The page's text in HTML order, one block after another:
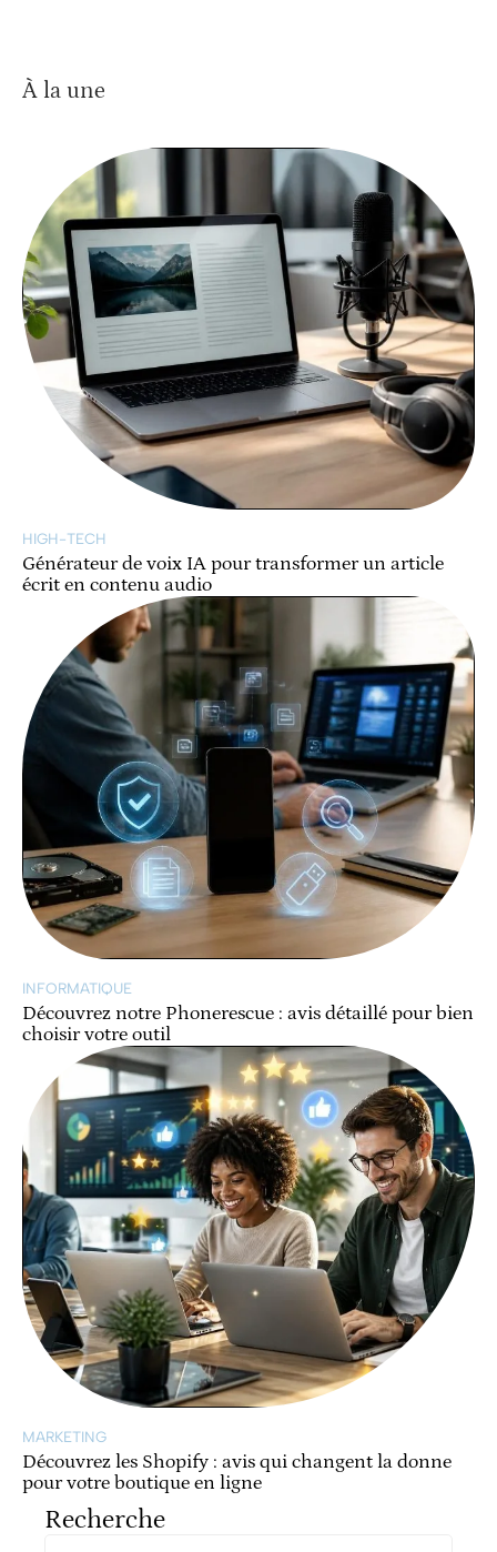
À la une
HIGH-TECH
Générateur de voix IA pour transformer un article
écrit en contenu audio
INFORMATIQUE
Découvrez notre Phonerescue : avis détaillé pour bien
choisir votre outil
MARKETING
Découvrez les Shopify : avis qui changent la donne
pour votre boutique en ligne
Recherche